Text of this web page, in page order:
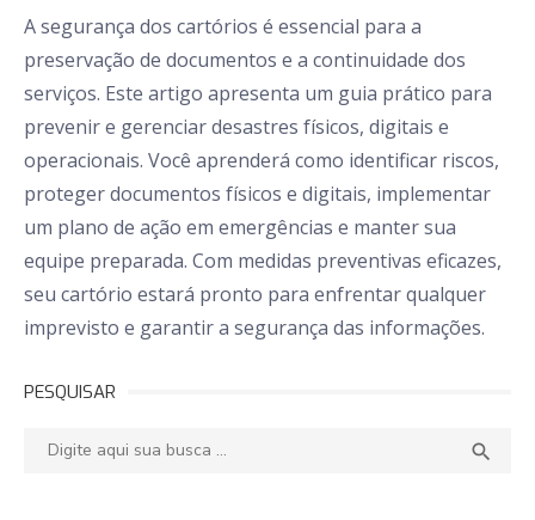
A segurança dos cartórios é essencial para a
preservação de documentos e a continuidade dos
serviços. Este artigo apresenta um guia prático para
prevenir e gerenciar desastres físicos, digitais e
operacionais. Você aprenderá como identificar riscos,
proteger documentos físicos e digitais, implementar
um plano de ação em emergências e manter sua
equipe preparada. Com medidas preventivas eficazes,
seu cartório estará pronto para enfrentar qualquer
imprevisto e garantir a segurança das informações.
PESQUISAR
Pesquisar: 